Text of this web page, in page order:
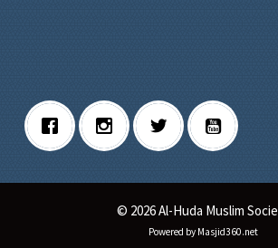
© 2026 Al-Huda Muslim
Powered by Masjid360.net